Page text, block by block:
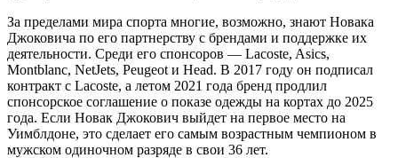
За пределами мира спорта многие, возможно, знают Новака
Джоковича по его партнерству с брендами и поддержке их
деятельности. Среди его спонсоров — Lacoste, Asics,
Montblanc, NetJets, Peugeot и Head. В 2017 году он подписал
контракт с Lacoste, а летом 2021 года бренд продлил
спонсорское соглашение о показе одежды на кортах до 2025
года. Если Новак Джокович выйдет на первое место на
Уимблдоне, это сделает его самым возрастным чемпионом в
мужском одиночном разряде в свои 36 лет.